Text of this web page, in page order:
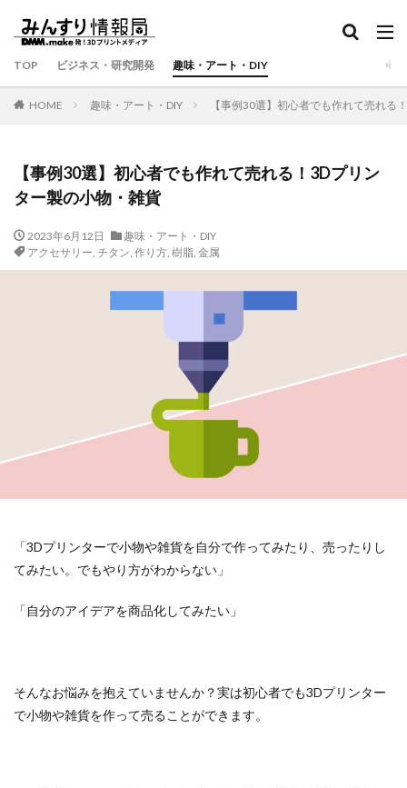
TOP ビジネス・研究開発 趣味・アート・DIY
HOME 趣味・アート・DIY 【事例30選】初心者でも作れて売れる
【事例30選】初心者でも作れて売れる！3Dプリン
ター製の小物・雑貨
2023年6月12日
趣味・アート・DIY
アクセサリー, チタン, 作り方, 樹脂, 金属
「3Dプリンターで小物や雑貨を自分で作ってみたり、売ったりし
てみたい。でもやり方がわからない」
「自分のアイデアを商品化してみたい」
そんなお悩みを抱えていませんか？実は初心者でも3Dプリンター
で小物や雑貨を作って売ることができます。